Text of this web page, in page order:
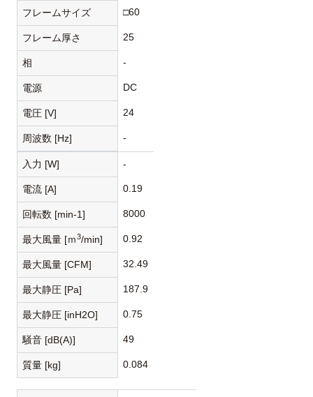
フレームサイズ □60
フレーム厚さ 25
相 -
電源 DC
電圧 [V] 24
周波数 [Hz] -
入力 [W] -
電流 [A] 0.19
回転数 [min-1] 8000
最大風量 [ｍ3/min] 0.92
最大風量 [CFM] 32.49
最大静圧 [Pa] 187.9
最大静圧 [inH2O] 0.75
騒音 [dB(A)] 49
質量 [kg] 0.084